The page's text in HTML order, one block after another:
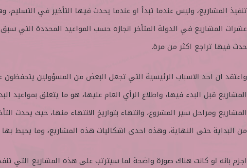
تنفيذ المشاريع، وليس عندما تبدأ او عندما يحدث فيها التأخير في
عشرات المشاريع في الدولة المتأخر انجازه حسب المواعيد المحددة التي سبق
حدث فيها تراجع اكثر من مرة.
واعتقد ان احد الاسباب الرئيسية التي تجعل البعض من المسؤولين
المشاريع قبل البدء فيها، واطلاع الرأي العام عليها، هو ما يتعلق بمواعيد
المشاريع ومراحل سير المشروع، وانتهاء بتواريخ الانتهاء منها، حيث يحدث
من البداية حتى النهاية، وهذه احدى اشكاليات هذه المشاريع، وما يحيط
اجزم بانه لو كانت هناك صورة واضحة لما سيترتب على هذه المشاريع التي